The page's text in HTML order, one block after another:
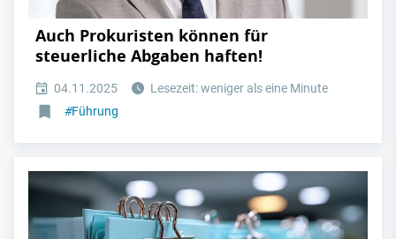
Auch Prokuristen können für
steuerliche Abgaben haften!
04.11.2025
Lesezeit: weniger als eine Minute
#Führung